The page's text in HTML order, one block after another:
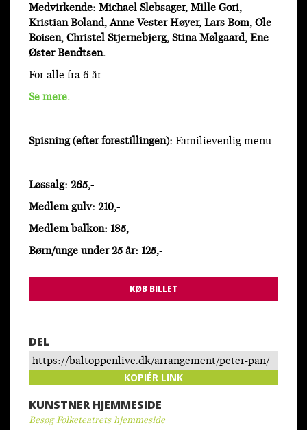
Medvirkende: Michael Slebsager, Mille Gori,
Kristian Boland, Anne Vester Høyer, Lars Bom, Ole
Boisen, Christel Stjernebjerg, Stina Mølgaard, Ene
Øster Bendtsen.
For alle fra 6 år
Se mere.
Spisning (efter forestillingen): Familievenlig menu.
Løssalg: 265,-
Medlem gulv: 210,-
Medlem balkon: 185,
Børn/unge under 25 år: 125,-
KØB BILLET
DEL
https://baltoppenlive.dk/arrangement/peter-pan/
KOPIÉR LINK
KUNSTNER HJEMMESIDE
Besøg Folketeatrets hjemmeside